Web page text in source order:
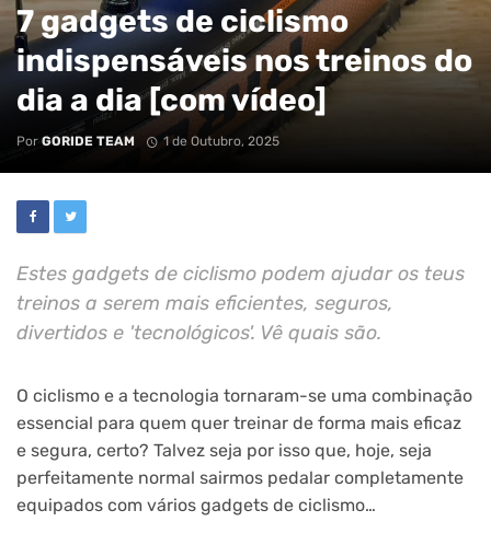
7 gadgets de ciclismo
indispensáveis nos treinos do
dia a dia [com vídeo]
Por GORIDE TEAM 1 de Outubro, 2025
Estes gadgets de ciclismo podem ajudar os teus
treinos a serem mais eficientes, seguros,
divertidos e 'tecnológicos'. Vê quais são.
O ciclismo e a tecnologia tornaram-se uma combinação
essencial para quem quer treinar de forma mais eficaz
e segura, certo? Talvez seja por isso que, hoje, seja
perfeitamente normal sairmos pedalar completamente
equipados com vários gadgets de ciclismo…